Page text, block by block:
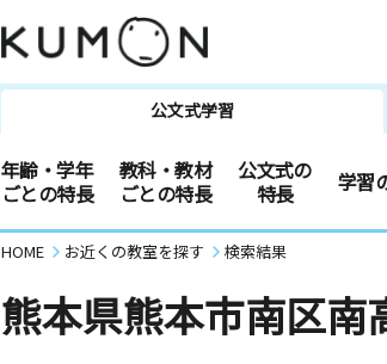
公文式学習
年齢・学年
ごとの特長
教科・教材
ごとの特長
公文式の
特長
学習
HOME お近くの教室を探す 検索結果
熊本県熊本市南区南